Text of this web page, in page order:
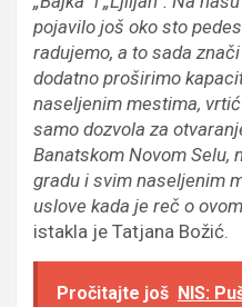
pojavilo još oko sto
radujemo, a to sada
dodatno proširimo
naseljenim mestima,
samo dozvola za
Banatskom Novom Selu,
gradu i svim naseljenim
uslove kada je reč o
istakla je Tatjana Božić.
Pročitajte još NIS: